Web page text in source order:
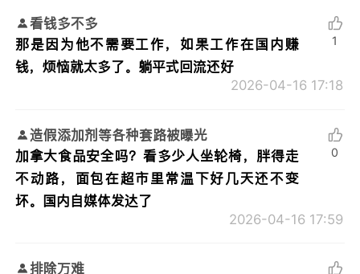
看钱多不多
那是因为他不需要工作，如果工作在国内赚
钱，烦恼就太多了。躺平式回流还好
2026-04-16 17:18
1
造假添加剂等各种套路被曝光
加拿大食品安全吗？看多少人坐轮椅，胖得走
不动路，面包在超市里常温下好几天还不变
坏。国内自媒体发达了
2026-04-16 17:59
0
排除万难